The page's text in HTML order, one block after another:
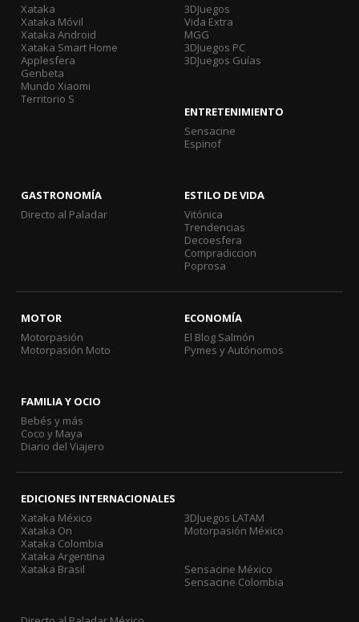
Xataka
Xataka Móvil
Xataka Android
Xataka Smart Home
Applesfera
Genbeta
Mundo Xiaomi
Territorio S
3DJuegos
Vida Extra
MGG
3DJuegos PC
3DJuegos Guías
ENTRETENIMIENTO
Sensacine
Espinof
GASTRONOMÍA
Directo al Paladar
ESTILO DE VIDA
Vitónica
Trendencias
Decoesfera
Compradiccion
Poprosa
MOTOR
Motorpasión
Motorpasión Moto
ECONOMÍA
El Blog Salmón
Pymes y Autónomos
FAMILIA Y OCIO
Bebés y más
Coco y Maya
Diario del Viajero
EDICIONES INTERNACIONALES
Xataka México
Xataka On
Xataka Colombia
Xataka Argentina
Xataka Brasil
3DJuegos LATAM
Motorpasión México
Sensacine México
Sensacine Colombia